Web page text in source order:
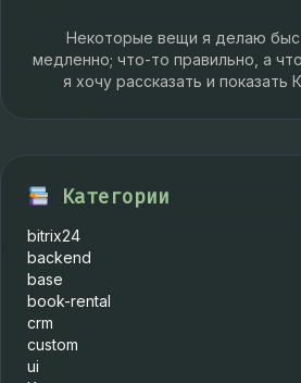
Некоторые вещи я делаю
медленно; что-то правильно, а
я хочу рассказать и показать
Категории
bitrix24
backend
base
book-rental
crm
custom
ui